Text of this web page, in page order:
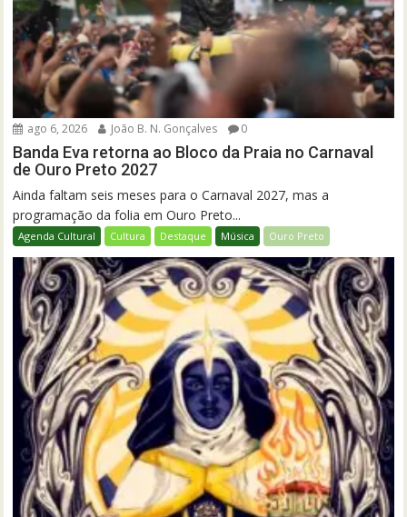
ago 6, 2026 João B. N. Gonçalves 0
Banda Eva retorna ao Bloco da Praia no Carnaval
de Ouro Preto 2027
Ainda faltam seis meses para o Carnaval 2027, mas a
programação da folia em Ouro Preto...
Agenda Cultural Cultura Destaque Música Ouro Preto